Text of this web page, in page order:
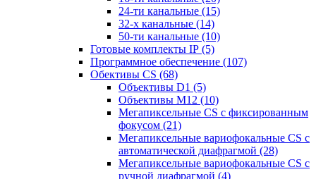
24-ти канальные (15)
32-х канальные (14)
50-ти канальные (10)
Готовые комплекты IP (5)
Программное обеспечение (107)
Обективы CS (68)
Объективы D1 (5)
Объективы M12 (10)
Мегапиксельные CS c фиксированным
фокусом (21)
Мегапиксельные вариофокальные CS c
автоматической диафрагмой (28)
Мегапиксельные вариофокальные CS c
ручной диафрагмой (4)